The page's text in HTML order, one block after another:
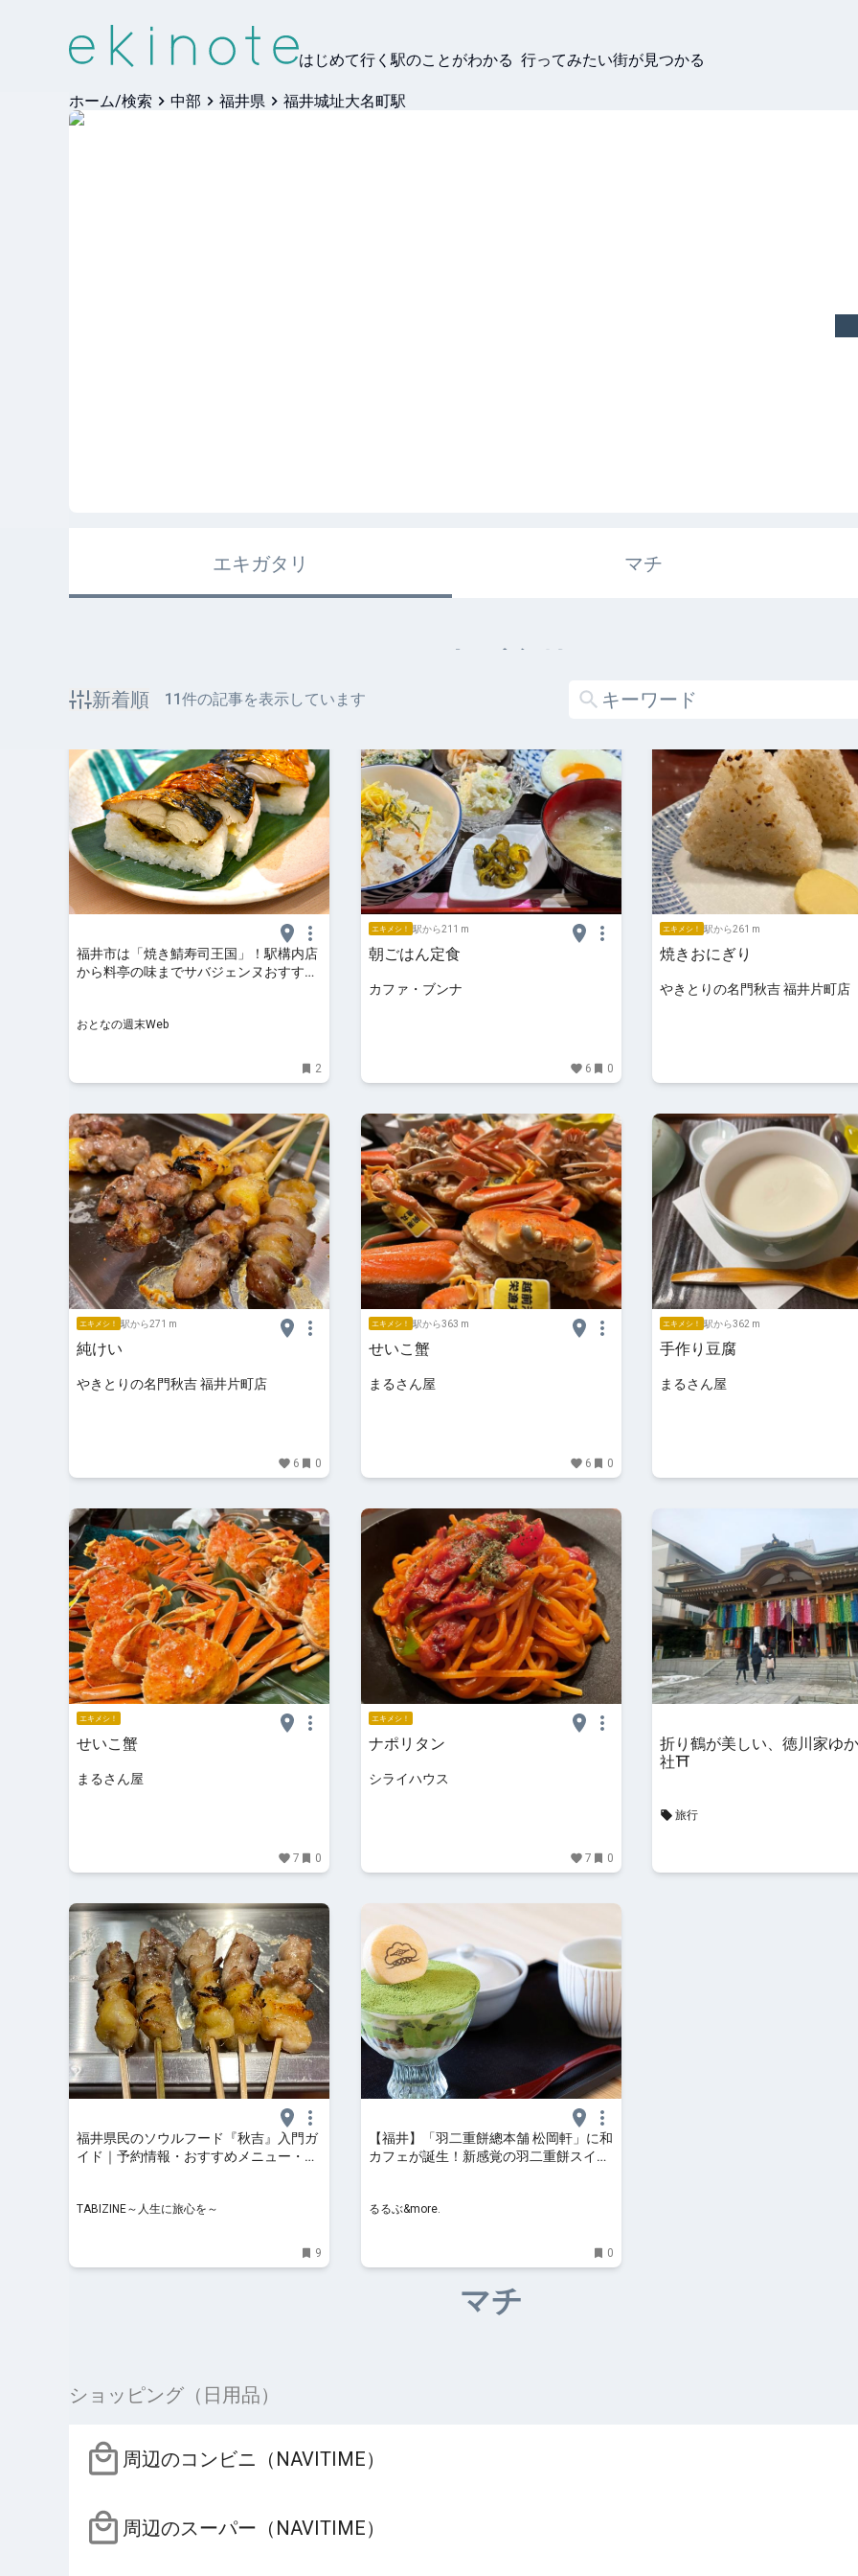
はじめて行く駅のことがわかる 行ってみたい街が見つかる
ホーム/検索 中部 福井県 福井城址大名町駅
エキガタリ マチ
エキガタリ
新着順 11件の記事を表示しています
福井市は「焼き鯖寿司王国」！駅構内店
から料亭の味までサバジェンヌおすすめ
おとなの週末Web
2
エキメシ！ 駅から211 m
朝ごはん定食
カファ・ブンナ
6 0
エキメシ！ 駅から261 m
焼きおにぎり
やきとりの名門秋吉 福井片町店
エキメシ！ 駅から271 m
純けい
やきとりの名門秋吉 福井片町店
6 0
エキメシ！ 駅から363 m
せいこ蟹
まるさん屋
6 0
エキメシ！ 駅から362 m
手作り豆腐
まるさん屋
エキメシ！
せいこ蟹
まるさん屋
7 0
エキメシ！
ナポリタン
シライハウス
7 0
折り鶴が美しい、徳川家ゆ
社⛩️
旅行
福井県民のソウルフード『秋吉』入門ガ
イド｜予約情報・おすすめメニュー・独
TABIZINE～人生に旅心を～
9
【福井】「羽二重餅總本舗 松岡軒」に和
カフェが誕生！新感覚の羽二重餅スイー
るるぶ&more.
0
マチ
ショッピング（日用品）
周辺のコンビニ（NAVITIME）
周辺のスーパー（NAVITIME）